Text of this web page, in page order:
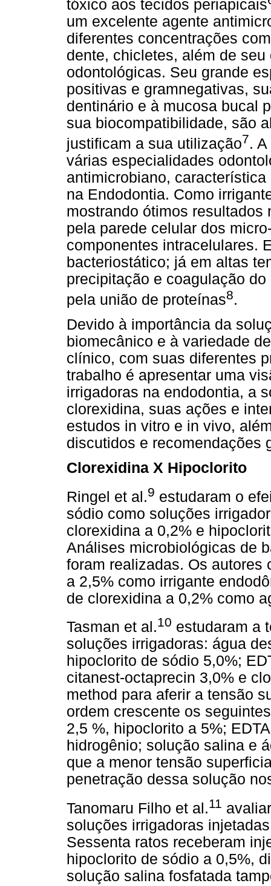
tóxico aos tecidos periapicais
um excelente agente
diferentes concentrações
dente, chicletes, além de
odontológicas. Seu grande
positivas e gramnegativas,
dentinário e à mucosa bucal
sua biocompatibilidade, são
justificam a sua utilização7.
várias especialidades
antimicrobiano,
na Endodontia. Como
mostrando ótimos
pela parede celular dos
componentes intracelulares.
bacteriostático; já em altas
precipitação e coagulação
pela união de proteínas8.
Devido à importância da
biomecânico e à variedade
clínico, com suas diferentes
trabalho é apresentar uma
irrigadoras na endodontia, a
clorexidina, suas ações e
estudos in vitro e in vivo,
discutidos e recomendações
Clorexidina X Hipoclorito
Ringel et al.9 estudaram o
sódio como soluções
clorexidina a 0,2% e
Análises microbiológicas de
foram realizadas. Os
a 2,5% como irrigante
de clorexidina a 0,2% como
Tasman et al.10 estudaram a
soluções irrigadoras: água
hipoclorito de sódio 5,0%;
citanest-octaprecin 3,0% e
method para aferir a tensão
ordem crescente os
2,5 %, hipoclorito a 5%;
hidrogênio; solução salina e
que a menor tensão
penetração dessa solução
Tanomaru Filho et al.11
soluções irrigadoras
Sessenta ratos receberam
hipoclorito de sódio a 0,5%,
solução salina fosfatada